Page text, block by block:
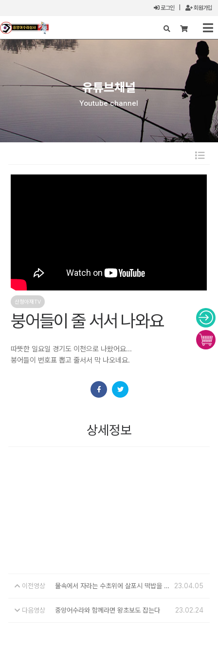
로그인 회원가입
X
유튜브채널
Youtube channel
산청아재TV
붕어들이 줄 서서 나와요
따뜻한 일요일 경기도 이천으로 나왔어요...
붕어들이 번호표 뽑고 줄서서 막 나오네요.
상세정보
이전영상 물속에서 자라는 수초위에 살포시 떡밥을 얹었더니~ 23.04.05
다음영상 중앙어수라와 함께라면 왕초보도 잡는다 23.02.24